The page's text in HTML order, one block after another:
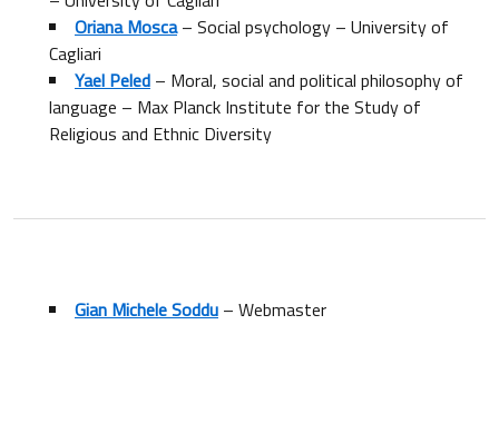
Oriana Mosca– Social psychology – University of
Cagliari
Yael Peled – Moral, social and political philosophy of
language – Max Planck Institute for the Study of
Religious and Ethnic Diversity
Gian Michele Soddu – Webmaster